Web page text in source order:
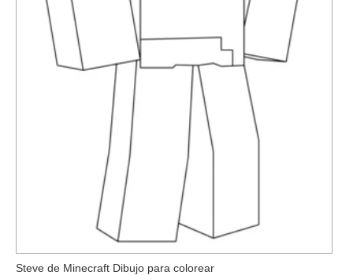
Steve de Minecraft Dibujo para colorear